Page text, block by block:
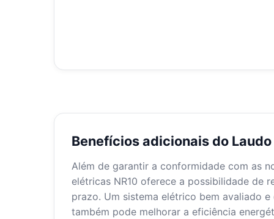
Benefícios adicionais do Laudo
Além de garantir a conformidade com as
elétricas NR10 oferece a possibilidade de
prazo. Um sistema elétrico bem avaliado
também pode melhorar a eficiência